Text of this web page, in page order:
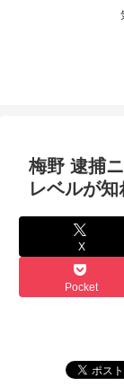
梅野 逮捕
レベルが知
X
Pocket